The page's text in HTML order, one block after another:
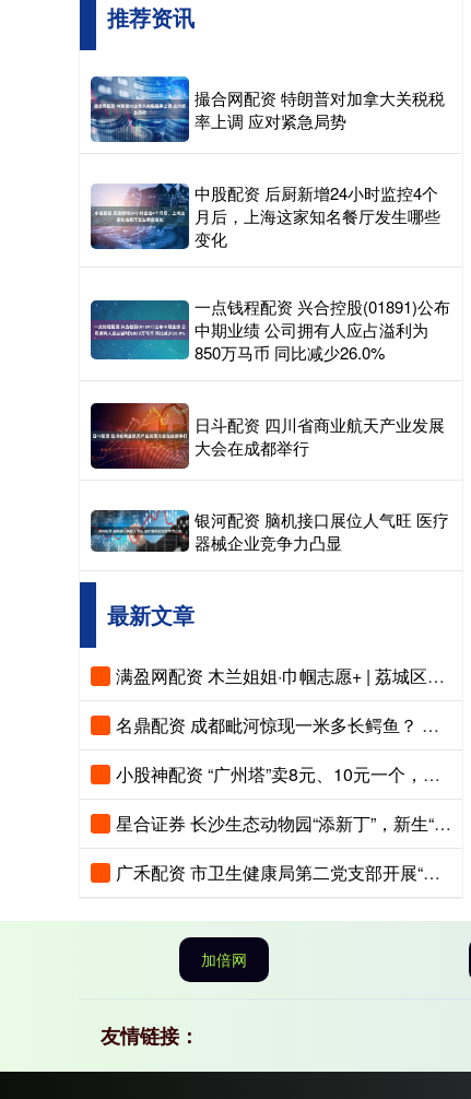
推荐资讯
撮合网配资 特朗普对加拿大关税税
率上调 应对紧急局势
中股配资 后厨新增24小时监控4个
月后，上海这家知名餐厅发生哪些
变化
一点钱程配资 兴合控股(01891)公布
中期业绩 公司拥有人应占溢利为
850万马币 同比减少26.0%
日斗配资 四川省商业航天产业发展
大会在成都举行
银河配资 脑机接口展位人气旺 医疗
器械企业竞争力凸显
最新文章
满盈网配资 木兰姐姐·巾帼志愿+ | 荔城区开展“巾帼聚力 守护碧水”志愿服务活动
名鼎配资 成都毗河惊现一米多长鳄鱼？ 专家回应：大概率是野外入侵物种 市民发现应及时报告
小股神配资 “广州塔”卖8元、10元一个，被告上法庭，判了
星合证券 长沙生态动物园“添新丁”，新生“河马宝宝”黏妈妈害羞超治愈
广禾配资 市卫生健康局第二党支部开展“文明城市创建暨人居环境整治行动”主题党日活动
加倍网
友情链接：